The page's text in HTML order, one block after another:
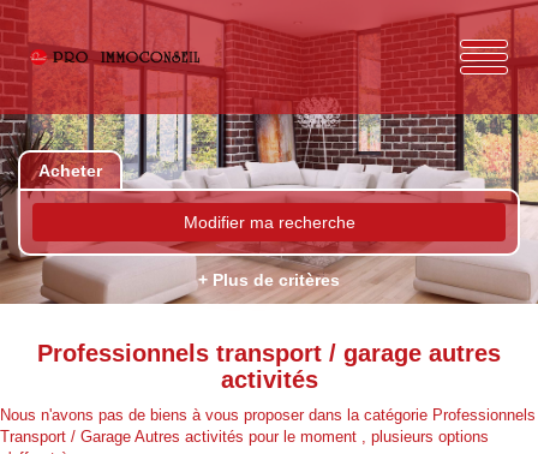
Acheter
Modifier ma recherche
+ Plus de critères
Professionnels transport / garage autres
activités
Nous n'avons pas de biens à vous proposer dans la catégorie Professionnels
Transport / Garage Autres activités pour le moment , plusieurs options